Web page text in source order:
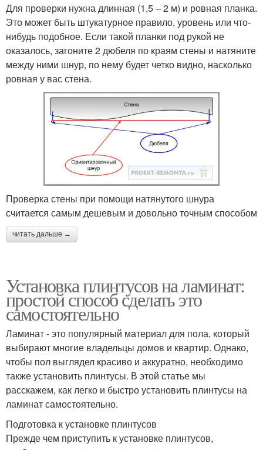
Для проверки нужна длинная (1,5 – 2 м) и ровная планка.
Это может быть штукатурное правило, уровень или что-
нибудь подобное. Если такой планки под рукой не
оказалось, загоните 2 дюбеля по краям стены и натяните
между ними шнур, по нему будет четко видно, насколько
ровная у вас стена.
Проверка стены при помощи натянутого шнура
считается самым дешевым и довольно точным способом
читать дальше →
Установка плинтусов на ламинат:
простой способ сделать это
самостоятельно
Ламинат - это популярный материал для пола, который
выбирают многие владельцы домов и квартир. Однако,
чтобы пол выглядел красиво и аккуратно, необходимо
также установить плинтусы. В этой статье мы
расскажем, как легко и быстро установить плинтусы на
ламинат самостоятельно.
Подготовка к установке плинтусов
Прежде чем приступить к установке плинтусов,